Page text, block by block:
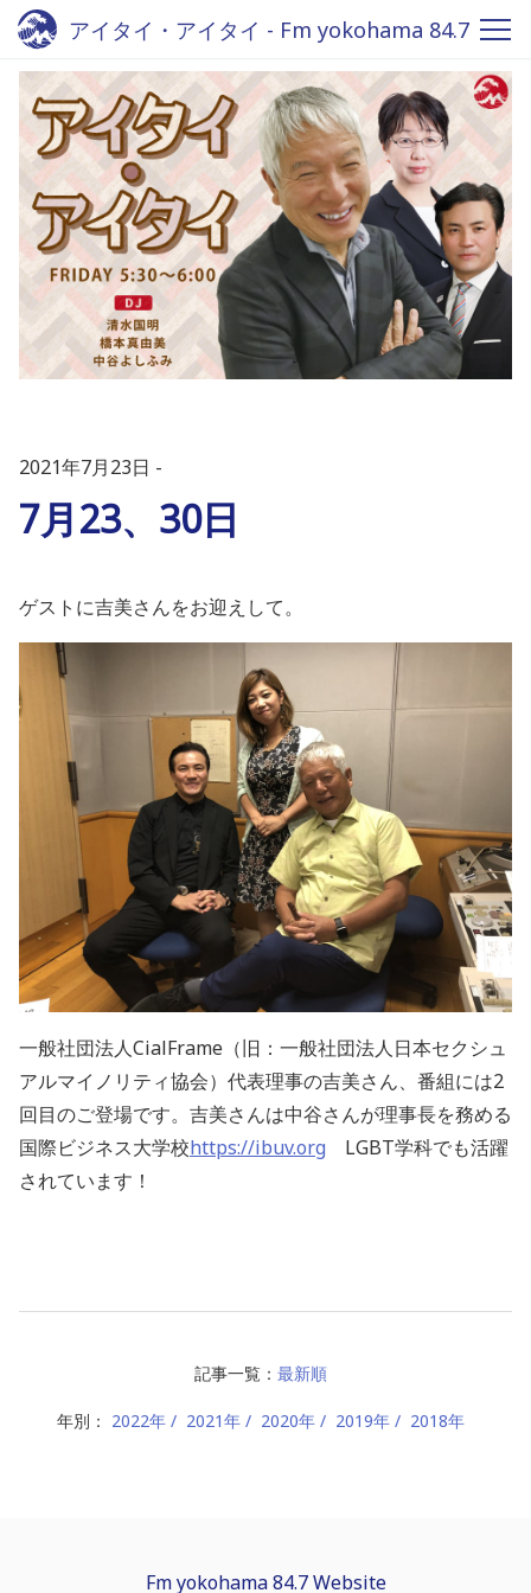
アイタイ・アイタイ - Fm yokohama 84.7
2021年7月23日
7月23、30日
ゲストに吉美さんをお迎えして。
一般社団法人CialFrame （旧：一般社団法人日本セクシュ
アルマイノリティ協会） 代表理事の吉美さん、番組には2
回目のご登場です。吉美さんは中谷さんが理事長を務める
国際ビジネス大学校https://ibuv.org LGBT学科でも活躍
されています！
記事一覧： 最新順
年別： 2022年 2021年 2020年 2019年 2018年
Fm yokohama 84.7 Website